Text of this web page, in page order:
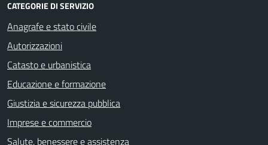
CATEGORIE DI SERVIZIO
Anagrafe e stato civile
Autorizzazioni
Catasto e urbanistica
Educazione e formazione
Giustizia e sicurezza pubblica
Imprese e commercio
Salute, benessere e assistenza